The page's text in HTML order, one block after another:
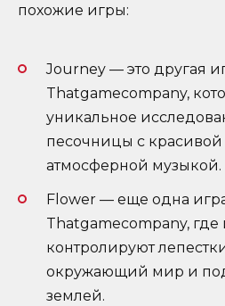
похожие игры:
Journey — это другая
Thatgamecompany,
уникальное
песочницы с
атмосферной музыкой.
Flower — еще одна
Thatgamecompany, где
контролируют
окружающий мир и
землей.